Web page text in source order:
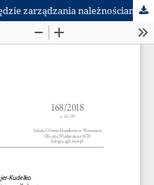
Faktoring jako skuteczne narzędzie zarządzania należnościami – studium przypadku